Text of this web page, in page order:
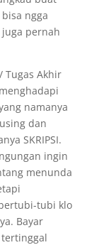
ngga
pernah
Tugas Akhir
namanya
dan
SKRIPSI.
ingin
menunda
tubi klo
Bayar